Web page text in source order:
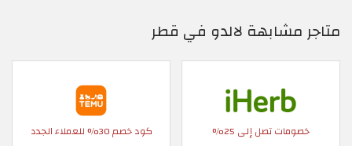
متاجر مشابهة لالدو في قطر
خصومات تصل إلى 25% كود خصم 30% للعملاء الجدد